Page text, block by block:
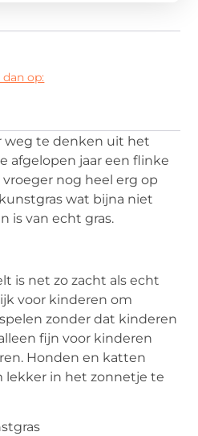
op:
weg te denken uit het
afgelopen jaar een flinke
nog heel erg op
wat bijna niet
is van echt gras.
is net zo zacht als echt
voor kinderen om
zonder dat kinderen
fijn voor kinderen
Honden en katten
lekker in het zonnetje te